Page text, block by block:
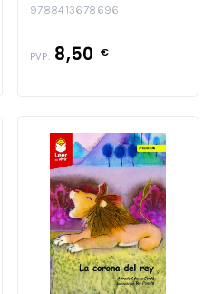
9788413678696
PVP: 8,50 €